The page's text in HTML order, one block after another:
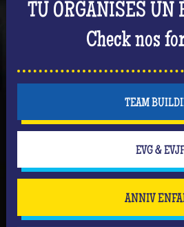
TU ORGANISES UN
Check nos
TEAM
EVG &
ANNIV